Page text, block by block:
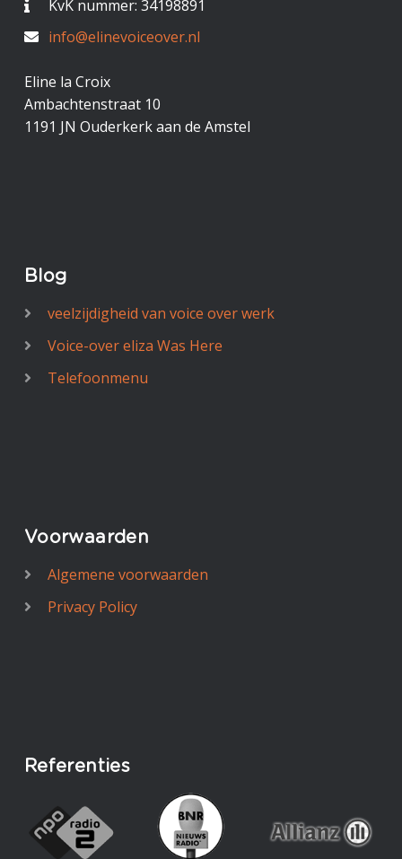
KvK nummer: 34198891
info@elinevoiceover.nl
Eline la Croix
Ambachtenstraat 10
1191 JN Ouderkerk aan de Amstel
Blog
veelzijdigheid van voice over werk
Voice-over eliza Was Here
Telefoonmenu
Voorwaarden
Algemene voorwaarden
Privacy Policy
Referenties